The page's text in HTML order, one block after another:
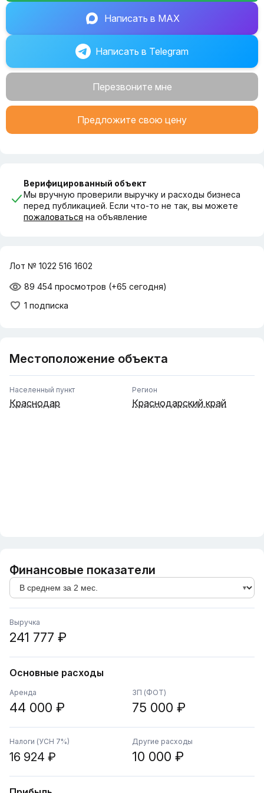
Написать в MAX
Написать в Telegram
Перезвоните мне
Предложите свою цену
Верифицированный объект
Мы вручную проверили выручку и расходы бизнеса
перед публикацией. Если что-то не так, вы можете
пожаловаться на объявление
Лот № 1022 516 1602
89 454 просмотров (+65 сегодня)
1 подписка
Местоположение объекта
Населенный пункт
Краснодар
Регион
Краснодарский край
Финансовые показатели
Выручка
241 777 ₽
Основные расходы
Аренда
44 000 ₽
ЗП (ФОТ)
75 000 ₽
Налоги (УСН 7%)
16 924 ₽
Другие расходы
10 000 ₽